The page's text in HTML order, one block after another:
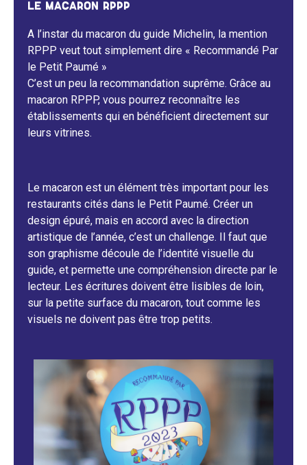
LE MACARON RPPP
A l’instar du macaron du guide Michelin, la mention
RPPP veut tout simplement dire « Recommandé Par
le Petit Paumé »
C’est un peu la recommandation suprême. Grâce au
macaron RPPP, vous pourrez reconnaître les
établissements qui en bénéficient directement sur
leurs vitrines.
Le macaron est un élément très important pour les
restaurants cités dans le Petit Paumé. Créer un
design épuré, mais en accord avec la direction
artistique de l’année, c’est un challenge. Il faut que
son graphisme découle de l’identité visuelle du
guide, et permette une compréhension directe par le
lecteur. Les écritures doivent être lisibles de loin,
sur la petite surface du macaron, tout comme les
visuels ne doivent pas être trop petits.